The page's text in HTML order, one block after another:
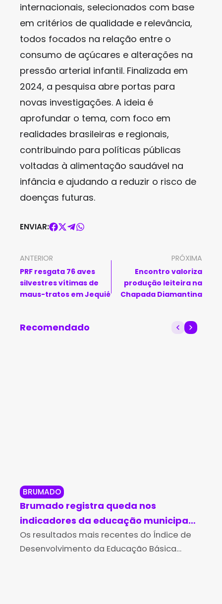
internacionais, selecionados com base
em critérios de qualidade e relevância,
todos focados na relação entre o
consumo de açúcares e alterações na
pressão arterial infantil. Finalizada em
2024, a pesquisa abre portas para
novas investigações. A ideia é
aprofundar o tema, com foco em
realidades brasileiras e regionais,
contribuindo para políticas públicas
voltadas à alimentação saudável na
infância e ajudando a reduzir o risco de
doenças futuras.
ENVIAR:
ANTERIOR
PRF resgata 76 aves
silvestres vítimas de
maus-tratos em Jequié
PRÓXIMA
Encontro valoriza
produção leiteira na
Chapada Diamantina
Recomendado
BRUMADO
Brumado registra queda nos
indicadores da educação municipal
no Ideb 2025
Os resultados mais recentes do Índice de
Desenvolvimento da Educação Básica